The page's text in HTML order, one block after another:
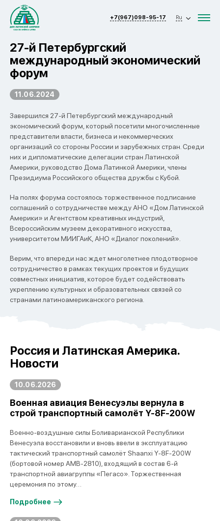
+7(967)098-95-17 Ru
27-й Петербургский
международный экономический
форум
11.06.2024
Завершился 27-й Петербургский международный
экономический форум, который посетили многочисленные
представители власти, бизнеса и некоммерческих
организаций со стороны России и зарубежных стран. Среди
них и дипломатические делегации стран Латинской
Америки, руководство Дома Латинкой Америки, члены
Президиума Российского общества дружбы с Кубой.
На полях форума состоялось торжественное подписание
соглашений о сотрудничестве между АНО «Дом Латинской
Америки» и Агентством креативных индустрий,
Всероссийским музеем декоративного искусства,
университетом МИИГАиК, АНО «Диалог поколений».
Верим, что впереди нас ждет многолетнее плодотворное
сотрудничество в рамках текущих проектов и будущих
совместных инициатив, которое будет содействовать
укреплению культурных и образовательных связей со
странами латиноамериканского региона.
Россия и Латинская Америка.
Новости
10.06.2026
Военная авиация Венесуэлы вернула в
строй транспортный самолёт Y-8F-200W
Военно-воздушные силы Боливарианской Республики
Венесуэла восстановили и вновь ввели в эксплуатацию
тактический транспортный самолёт Shaanxi Y-8F-200W
(бортовой номер AMB-2810), входящий в состав 6-й
транспортной авиагруппы «Пегасо». Торжественная
церемония по этому…
Подробнее